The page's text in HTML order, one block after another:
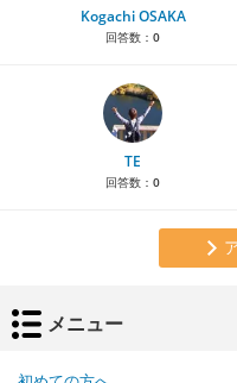
Kogachi OSAKA
回答数： 0
TE
回答数： 0
メニュー